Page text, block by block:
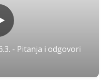
- Pitanja i odgovori